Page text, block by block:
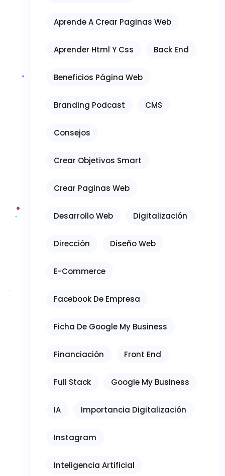
Aprende A Crear Paginas Web
Aprender Html Y Css Back End
Beneficios Página Web
Branding Podcast CMS
Consejos
Crear Objetivos Smart
Crear Paginas Web
Desarrollo Web Digitalización
Dirección Diseño Web
E-Commerce
Facebook De Empresa
Ficha De Google My Business
Financiación Front End
Full Stack Google My Business
IA Importancia Digitalización
Instagram
Inteligencia Artificial